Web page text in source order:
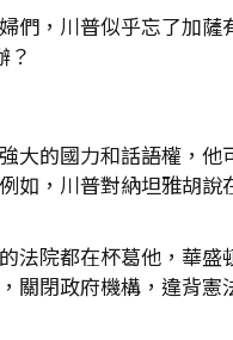
，川普似乎忘了加薩
？
的國力和話語權，
，川普對納坦雅胡
院都在杯葛他，華
閉政府機構，違背